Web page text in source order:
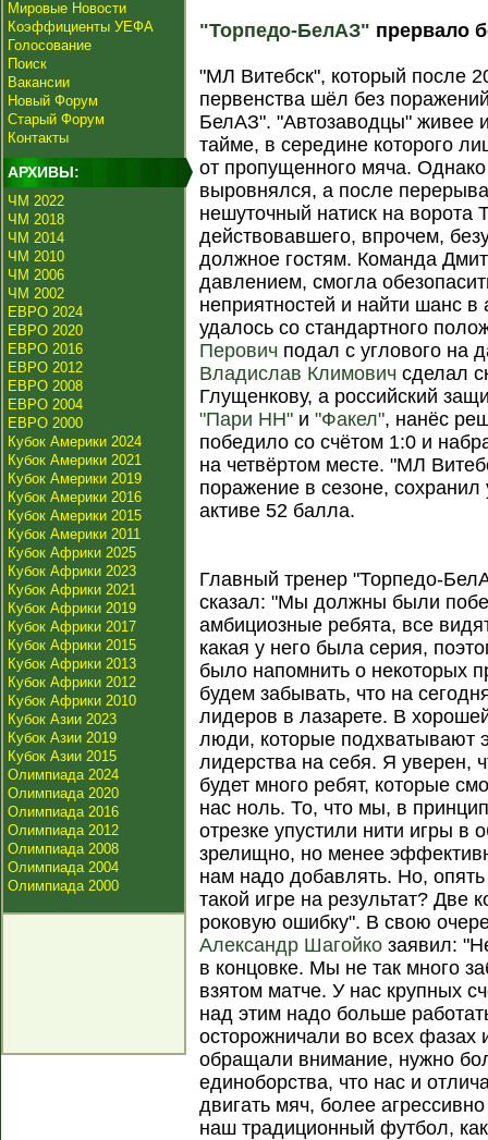
Мировые Новости
Коэффициенты УЕФА
Голосование
Поиск
Вакансии
Новый Форум
Старый Форум
Контакты
АРХИВЫ:
ЧМ 2022
ЧМ 2018
ЧМ 2014
ЧМ 2010
ЧМ 2006
ЧМ 2002
ЕВРО 2024
ЕВРО 2020
ЕВРО 2016
ЕВРО 2012
ЕВРО 2008
ЕВРО 2004
ЕВРО 2000
Кубок Америки 2024
Кубок Америки 2021
Кубок Америки 2019
Кубок Америки 2016
Кубок Америки 2015
Кубок Америки 2011
Кубок Африки 2025
Кубок Африки 2023
Кубок Африки 2021
Кубок Африки 2019
Кубок Африки 2017
Кубок Африки 2015
Кубок Африки 2013
Кубок Африки 2012
Кубок Африки 2010
Кубок Азии 2023
Кубок Азии 2019
Кубок Азии 2015
Олимпиада 2024
Олимпиада 2020
Олимпиада 2016
Олимпиада 2012
Олимпиада 2008
Олимпиада 2004
Олимпиада 2000
"Торпедо-БелАЗ" прервало
"МЛ Витебск", который после
первенства шёл без
БелАЗ". "Автозаводцы" живее
тайме, в середине которого
от пропущенного мяча.
выровнялся, а после
нешуточный натиск на
действовавшего, впрочем,
должное гостям. Команда
давлением, смогла
неприятностей и найти шанс в
удалось со стандартного
Перович подал с углового на
Владислав Климович сделал
Глущенкову, а российский
"Пари НН" и"Факел", нанёс
победило со счётом 1:0 и
на четвёртом месте. "МЛ
поражение в сезоне,
активе 52 балла.
Главный тренер "Торпедо-
сказал: "Мы должны были
амбициозные ребята, все
какая у него была серия,
было напомнить о некоторых
будем забывать, что на
лидеров в лазарете. В
люди, которые подхватывают
лидерства на себя. Я уверен,
будет много ребят, которые
нас ноль. То, что мы, в
отрезке упустили нити игры в
зрелищно, но менее
нам надо добавлять. Но,
такой игре на результат? Две
роковую ошибку". В свою
Александр Шагойко заявил:
в концовке. Мы не так много
взятом матче. У нас крупных
над этим надо больше
осторожничали во всех фазах
обращали внимание, нужно
единоборства, что нас и
двигать мяч, более
наш традиционный футбол,